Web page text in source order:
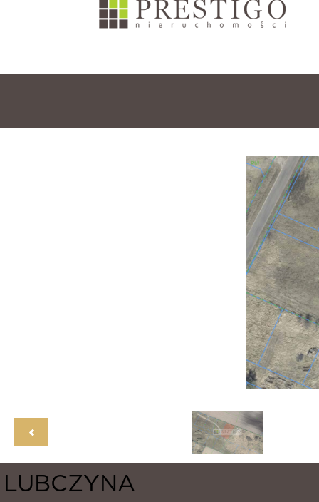
LUBCZYNA